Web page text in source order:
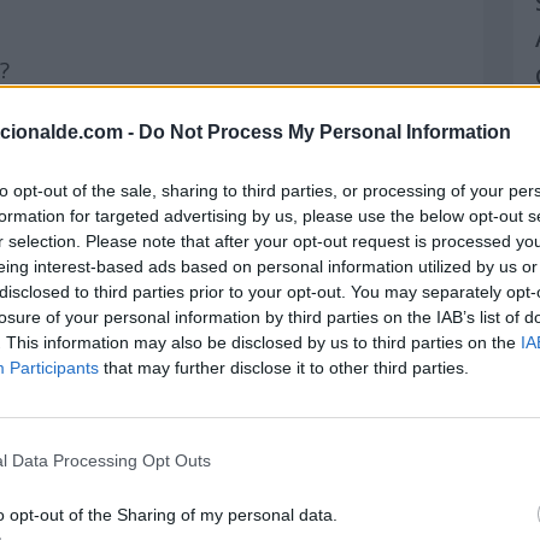
- Do Not Process My Personal Information
opt-out of the sale, sharing to third parties, or processing of your
for targeted advertising by us, please use the below opt-out
selection. Please note that after your opt-out request is processed
interest-based ads based on personal information utilized by us
to third parties prior to your opt-out. You may separately
of your personal information by third parties on the IAB’s list of
This information may also be disclosed by us to third parties on the
Participants that may further disclose it to other third parties.
Data Processing Opt Outs
opt-out of the Sharing of my personal data.
Chino